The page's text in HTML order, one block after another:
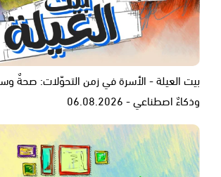
بيت العيلة - الأسرة في زمن التحوّلات: صحةٌ
وذكاءٌ اصطناعي - 06.08.2026